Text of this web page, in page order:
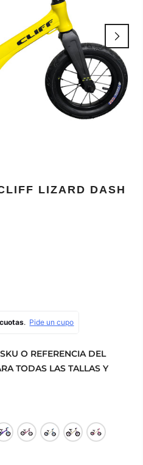
LIZARD DASH
O REFERENCIA DEL
TODAS LAS TALLAS Y